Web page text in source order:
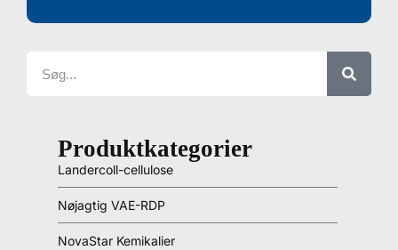
Produktkategorier
Landercoll-cellulose
Nøjagtig VAE-RDP
NovaStar Kemikalier